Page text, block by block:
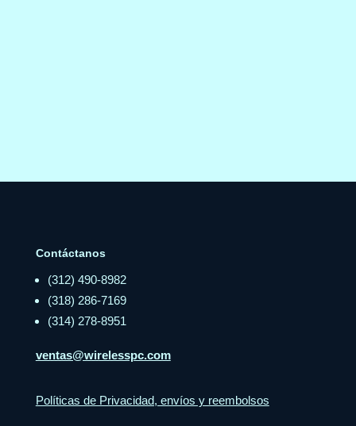
Contáctanos
(312) 490-8982
(318) 286-7169
(314) 278-8951
ventas@wirelesspc.com
Políticas de Privacidad, envíos y reembolsos